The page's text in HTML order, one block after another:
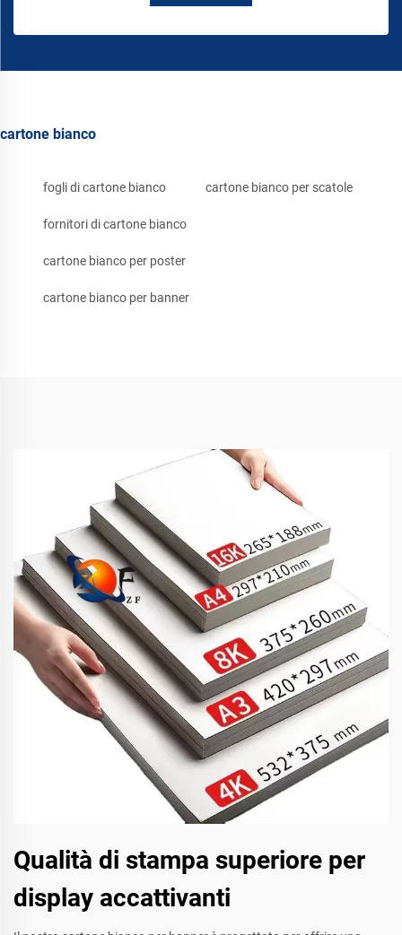
cartone bianco
fogli di cartone bianco cartone bianco per scatole
fornitori di cartone bianco
cartone bianco per poster
cartone bianco per banner
Qualità di stampa superiore per
display accattivanti